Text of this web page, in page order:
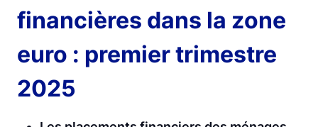
financières dans la zone
euro : premier trimestre
2025